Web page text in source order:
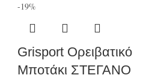
-19%
Grisport Ορειβατικό
Μποτάκι ΣΤΕΓΑΝΟ